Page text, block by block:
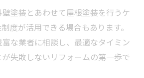
の点検やメンテナンスの重要性
者が行うトラブル対応の実例紹
塗装とあわせて屋根塗装を行うケ
度が活用できる場合もあります。
な業者に相談し、最適なタイミン
失敗しないリフォームの第一歩で